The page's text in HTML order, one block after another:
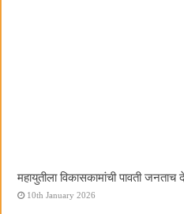
महायुतीला विकासकामांची पावती
10th January 2026